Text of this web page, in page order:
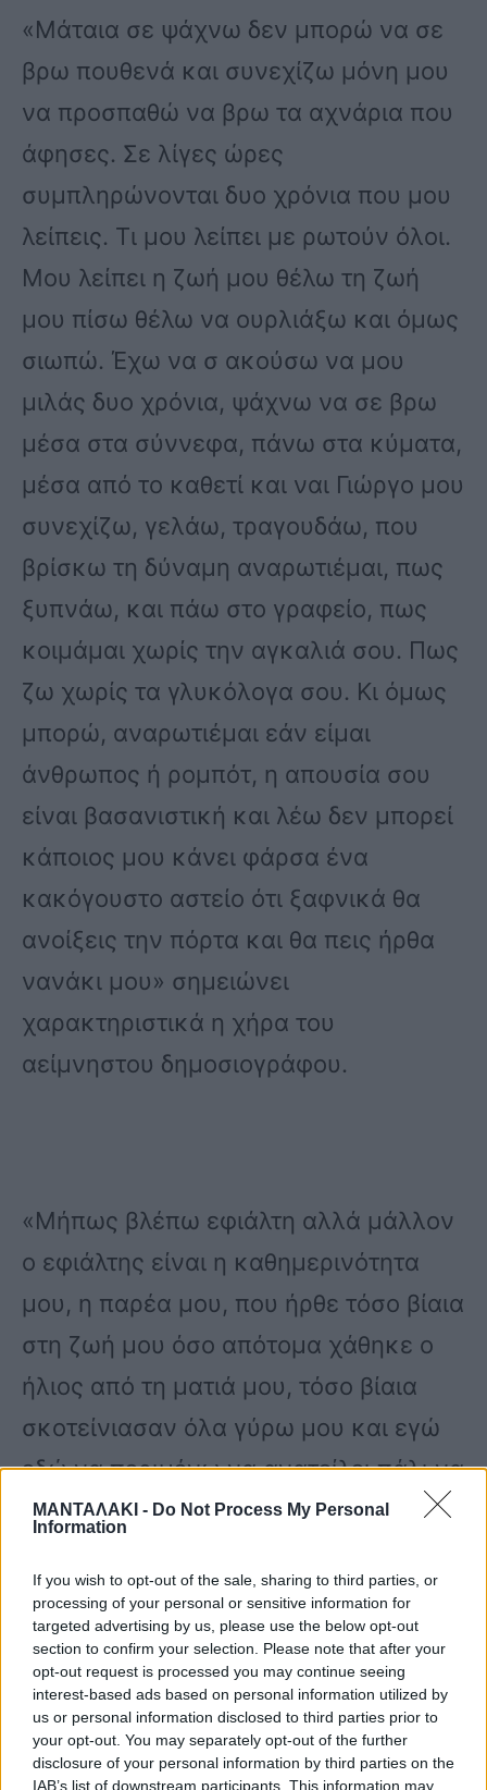
ΜΑΝΤΑΛΑΚΙ - Do Not Process My Personal
Information
If you wish to opt-out of the sale, sharing to third parties, or
processing of your personal or sensitive information for
targeted advertising by us, please use the below opt-out
section to confirm your selection. Please note that after your
opt-out request is processed you may continue seeing
interest-based ads based on personal information utilized by
us or personal information disclosed to third parties prior to
your opt-out. You may separately opt-out of the further
disclosure of your personal information by third parties on the
IAB’s list of downstream participants. This information may
«Μάταια σε ψάχνω δεν μπορώ να σε
βρω πουθενά και συνεχίζω μόνη μου
να προσπαθώ να βρω τα αχνάρια που
άφησες. Σε λίγες ώρες
συμπληρώνονται δυο χρόνια που μου
λείπεις. Τι μου λείπει με ρωτούν όλοι.
Μου λείπει η ζωή μου θέλω τη ζωή
μου πίσω θέλω να ουρλιάξω και όμως
σιωπώ. Έχω να σ ακούσω να μου
μιλάς δυο χρόνια, ψάχνω να σε βρω
μέσα στα σύννεφα, πάνω στα κύματα,
μέσα από το καθετί και ναι Γιώργο μου
συνεχίζω, γελάω, τραγουδάω, που
βρίσκω τη δύναμη αναρωτιέμαι, πως
ξυπνάω, και πάω στο γραφείο, πως
κοιμάμαι χωρίς την αγκαλιά σου. Πως
ζω χωρίς τα γλυκόλογα σου. Κι όμως
μπορώ, αναρωτιέμαι εάν είμαι
άνθρωπος ή ρομπότ, η απουσία σου
είναι βασανιστική και λέω δεν μπορεί
κάποιος μου κάνει φάρσα ένα
κακόγουστο αστείο ότι ξαφνικά θα
ανοίξεις την πόρτα και θα πεις ήρθα
νανάκι μου» σημειώνει
χαρακτηριστικά η χήρα του
αείμνηστου δημοσιογράφου.
«Μήπως βλέπω εφιάλτη αλλά μάλλον
ο εφιάλτης είναι η καθημερινότητα
μου, η παρέα μου, που ήρθε τόσο βίαια
στη ζωή μου όσο απότομα χάθηκε ο
ήλιος από τη ματιά μου, τόσο βίαια
σκοτείνιασαν όλα γύρω μου και εγώ
εδώ να περιμένω να ανατείλει πάλι να
ξημερώσει αλλά μάταια .Θυμάσαι το
μας δεν ξαναήρθε σαν να έφυγε και
αυτό λίγες μέρες μετά από εσένα.
Αναρωτιέμαι μερικές φορές εάν θα
ξημερώσει πάλι για μένα, αν θα
νοιώσω αληθινή χαρά αν θα νοιώσω